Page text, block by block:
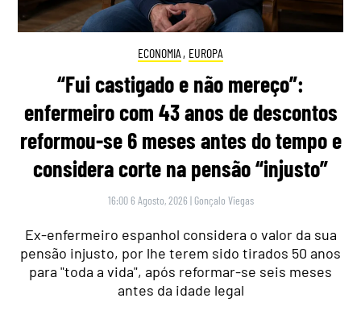
ECONOMIA , EUROPA
“Fui castigado e não mereço”:
enfermeiro com 43 anos de descontos
reformou-se 6 meses antes do tempo e
considera corte na pensão “injusto”
16:00 6 Agosto, 2026 | Gonçalo Viegas
Ex-enfermeiro espanhol considera o valor da sua
pensão injusto, por lhe terem sido tirados 50 anos
para "toda a vida", após reformar-se seis meses
antes da idade legal